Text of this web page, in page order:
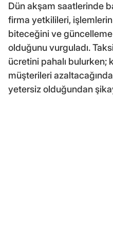
Dün akşam saatlerinde
firma yetkilileri,
biteceğini ve
olduğunu vurguladı.
ücretini pahalı bulurken;
müşterileri
yetersiz olduğundan